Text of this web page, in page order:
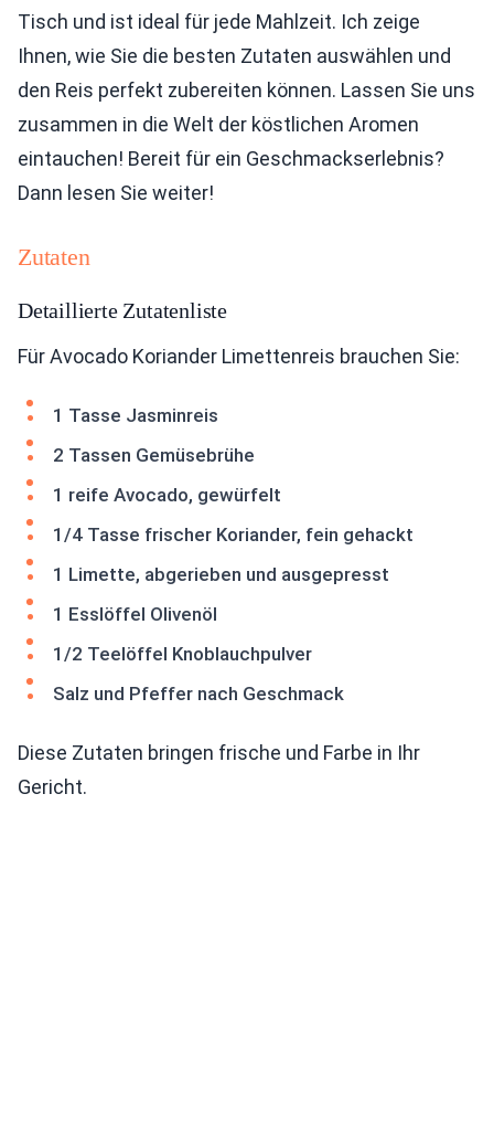
Tisch und ist ideal für jede Mahlzeit. Ich zeige
Ihnen, wie Sie die besten Zutaten auswählen und
den Reis perfekt zubereiten können. Lassen Sie uns
zusammen in die Welt der köstlichen Aromen
eintauchen! Bereit für ein Geschmackserlebnis?
Dann lesen Sie weiter!
Zutaten
Detaillierte Zutatenliste
Für Avocado Koriander Limettenreis brauchen Sie:
1 Tasse Jasminreis
2 Tassen Gemüsebrühe
1 reife Avocado, gewürfelt
1/4 Tasse frischer Koriander, fein gehackt
1 Limette, abgerieben und ausgepresst
1 Esslöffel Olivenöl
1/2 Teelöffel Knoblauchpulver
Salz und Pfeffer nach Geschmack
Diese Zutaten bringen frische und Farbe in Ihr
Gericht.